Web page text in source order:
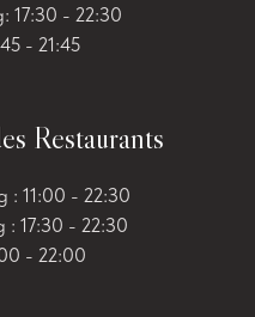
17:30 - 22:30
- 21:45
Restaurants
11:00 - 22:30
17:30 - 22:30
- 22:00